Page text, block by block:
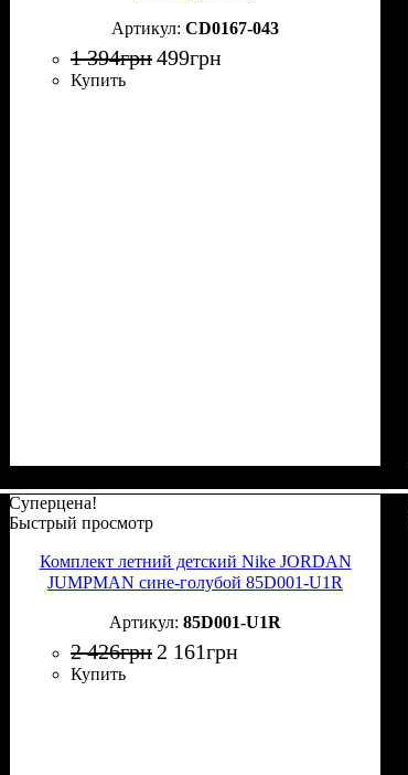
CD0167-043
1 394грн499грн
Купить
Суперцена!
Быстрый просмотр
Комплект летний детский Nike JORDAN
JUMPMAN сине-голубой 85D001-U1R
85D001-U1R
2 426грн2 161грн
Купить